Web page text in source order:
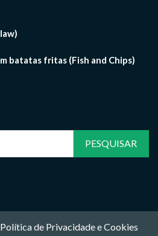
batatas fritas (Fish and Chips)
Política de Privacidade e Cookies